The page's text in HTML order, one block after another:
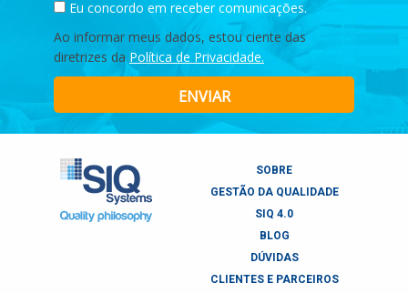
Eu concordo em receber comunicações.
Ao informar meus dados, estou ciente das
diretrizes da Política de Privacidade.
ENVIAR
SOBRE
GESTÃO DA QUALIDADE
SIQ 4.0
BLOG
DÚVIDAS
CLIENTES E PARCEIROS